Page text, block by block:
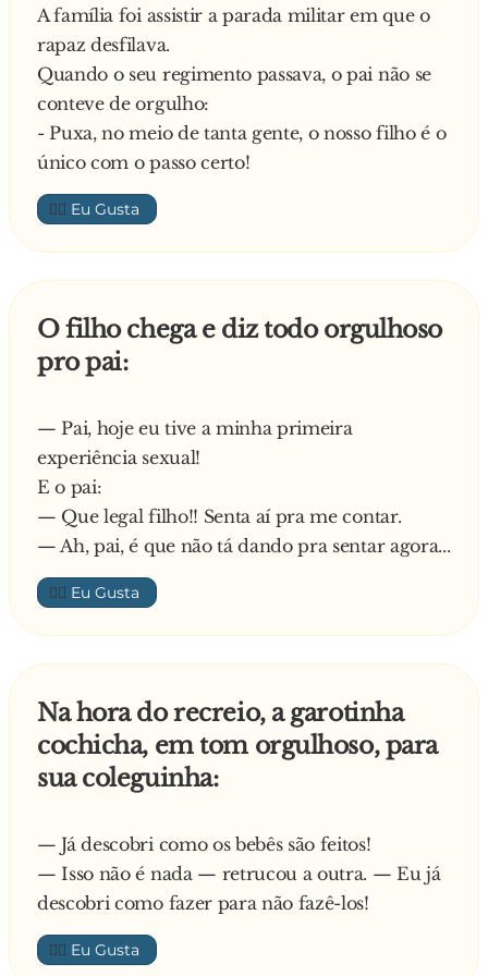
Na manhã seguinte, no café da manhã, o
menino diz ao pai:
-Pai, agora acho que entendi, o que é a politica.
-Óptimo meu filho! – Diz o pai orgulhoso. –
Então explica-me com as tuas próprias
palavras!
Diz o menino:
-Bom pai, ontem à noite percebi que: Enquanto
o capitalismo f*de a classe trabalhadora, o
governo dorme profundamente, o povo é
ignorado e o futuro fica na m*rda.
A família foi assistir a parada militar em que o
rapaz desfilava.
Quando o seu regimento passava, o pai não se
conteve de orgulho:
- Puxa, no meio de tanta gente, o nosso filho é o
único com o passo certo!
👍🏼
O filho chega e diz todo orgulhoso
pro pai:
— Pai, hoje eu tive a minha primeira
experiência sexual!
E o pai:
— Que legal filho!! Senta aí pra me contar.
— Ah, pai, é que não tá dando pra sentar agora...
👍🏼
Na hora do recreio, a garotinha
cochicha, em tom orgulhoso, para
sua coleguinha:
— Já descobri como os bebês são feitos!
— Isso não é nada — retrucou a outra. — Eu já
descobri como fazer para não fazê-los!
👍🏼